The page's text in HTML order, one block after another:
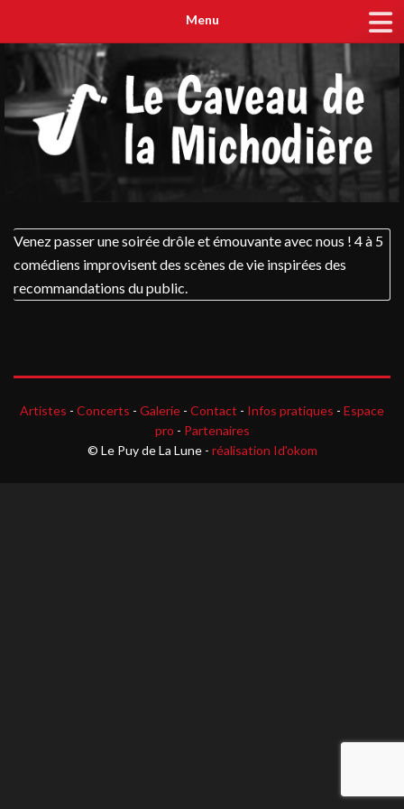
Menu
Venez passer une soirée drôle et émouvante avec nous ! 4 à 5
comédiens improvisent des scènes de vie inspirées des
recommandations du public.
Artistes - Concerts - Galerie - Contact - Infos pratiques - Espace
pro - Partenaires
© Le Puy de La Lune - réalisation Id'okom